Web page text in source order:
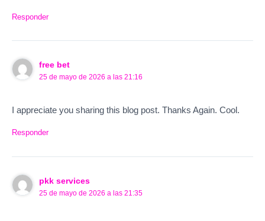
Responder
free bet
25 de mayo de 2026 a las 21:16
I appreciate you sharing this blog post. Thanks Again. Cool.
Responder
pkk services
25 de mayo de 2026 a las 21:35